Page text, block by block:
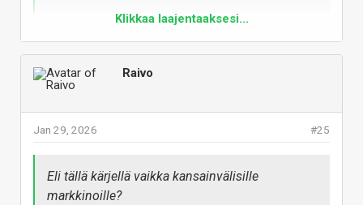
kovin lajasti.
[1]VMK15-kuulokkeet – pienipäisille, isolla
Vastaa
Klikkaa laajentaaksesi...
Raivo
#25
Jan 29, 2026
Eli tällä kärjellä vaikka kansainvälisille
markkinoille?